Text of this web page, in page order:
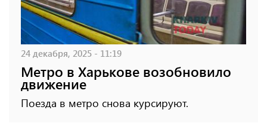
24 декабря, 2025 - 11:19
Метро в Харькове возобновило
движение
Поезда в метро снова курсируют.